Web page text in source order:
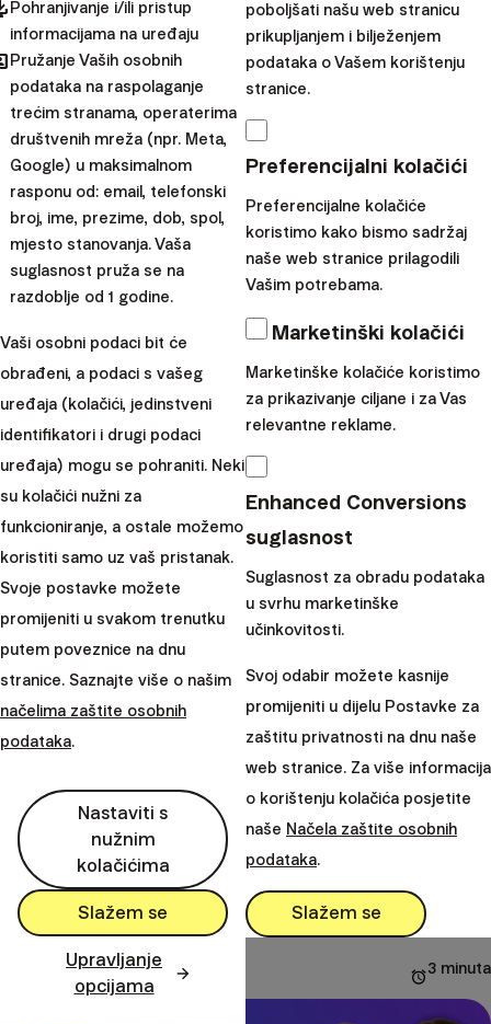
Preporučujemo
5 načina da odgojite financijski mudru djecu
#finaxwomen
21 minuta
Europska mirovina (PEPP)
Europska mirovina (PEPP) ukratko | Porez i uplate
poslodavca
9. srpanj 2024 3 minuta
Pohranjivanje i/ili pristup
informacijama na uređaju
Pružanje Vaših osobnih
podataka na raspolaganje
trećim stranama, operaterima
društvenih mreža (npr. Meta,
Google) u maksimalnom
rasponu od: email, telefonski
broj, ime, prezime, dob, spol,
mjesto stanovanja. Vaša
suglasnost pruža se na
razdoblje od 1 godine.
Vaši osobni podaci bit će
obrađeni, a podaci s vašeg
uređaja (kolačići, jedinstveni
identifikatori i drugi podaci
uređaja) mogu se pohraniti. Neki
su kolačići nužni za
funkcioniranje, a ostale možemo
koristiti samo uz vaš pristanak.
Svoje postavke možete
promijeniti u svakom trenutku
putem poveznice na dnu
stranice. Saznajte više o našim
načelima zaštite osobnih
podataka.
Nastaviti s
nužnim
kolačićima
Slažem se
Upravljanje
opcijama
poboljšati našu web stranicu
prikupljanjem i bilježenjem
podataka o Vašem korištenju
stranice.
Preferencijalni kolačići
Preferencijalne kolačiće
koristimo kako bismo sadržaj
naše web stranice prilagodili
Vašim potrebama.
Marketinški kolačići
Marketinške kolačiće koristimo
za prikazivanje ciljane i za Vas
relevantne reklame.
Enhanced Conversions
suglasnost
Suglasnost za obradu podataka
u svrhu marketinške
učinkovitosti.
Svoj odabir možete kasnije
promijeniti u dijelu Postavke za
zaštitu privatnosti na dnu naše
web stranice. Za više informacija
o korištenju kolačića posjetite
naše Načela zaštite osobnih
podataka.
Slažem se